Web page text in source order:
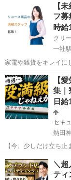
・拭き掃除 ・はえて
務 40〜50...
【
フ募
時給
クリ
一社駅
家電や雑貨をキレイにして
作業するのが好き」
れる仕事を探している
ョップで販売する商品
愛知 名古屋市
【
集｜
日給
セキ
熱田
【今、少しだけ立ち止まってい
必要だ ●住む場所に困
えない ーーーーーーーー 人生を立て直したい もう一回やり直したい
その気持ちさ...
愛知 名古屋市
＼超
テ